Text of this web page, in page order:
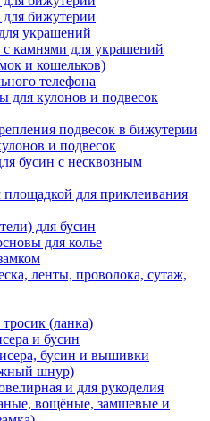
для бижутерии
украшений
камнями для украшений
и кошельков)
телефона
для кулонов и подвесок
подвесок в бижутерии
и подвесок
бусин с несквозным
площадкой для приклеивания
для бусин
для колье
ленты, проволока, сутаж,
(ланка)
и бусин
бусин и вышивки
шнур)
и для рукоделия
вощёные, замшевые и